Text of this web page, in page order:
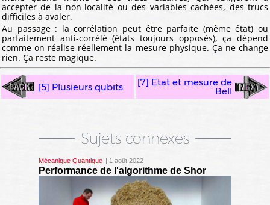
Sujets connexes
Mécanique Quantique | 1 août 2022
Performance de l'algorithme de Shor
accepter de la non-localité ou des variables cachées, des trucs
difficiles à avaler.
Au passage : la corrélation peut être parfaite (même état) ou
parfaitement anti-corrélé (états toujours opposés), ça dépend
comme on réalise réellement la mesure physique. Ça ne change
rien. Ça reste magique.
[5] Plusieurs qubits [7] Etat et mesure de
Bell